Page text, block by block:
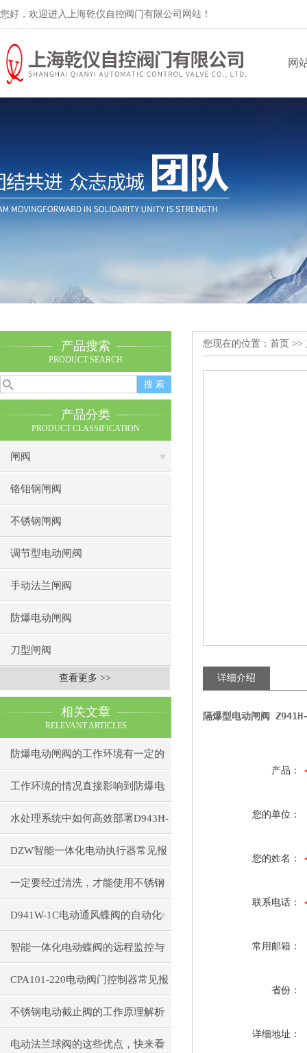
您好，欢迎进入上海乾仪自控阀门有限公司网站！
网
产品搜索
PRODUCT SEARCH
产品分类
PRODUCT CLASSIFICATION
闸阀
铬钼钢闸阀
不锈钢闸阀
调节型电动闸阀
手动法兰闸阀
防爆电动闸阀
刀型闸阀
查看更多 >>
相关文章
RELEVANT ARTICLES
防爆电动闸阀的工作环境有一定的
要求
工作环境的情况直接影响到防爆电
动闸阀使用
水处理系统中如何高效部署D943H-
16C电动蝶阀？
DZW智能一体化电动执行器常见报
警代码及处理方法
一定要经过清洗，才能使用不锈钢
电动闸阀
D941W-1C电动通风蝶阀的自动化
控制技术
智能一体化电动蝶阀的远程监控与
管理技术研究
CPA101-220电动阀门控制器常见报
错代码解析：E01-E10故障处理
不锈钢电动截止阀的工作原理解析
电动法兰球阀的这些优点，快来看
您现在的位置： 首页 >>
详细介绍
隔爆型电动闸阀
产品：
您的单位：
您的姓名：
联系电话：
常用邮箱：
省份：
详细地址：